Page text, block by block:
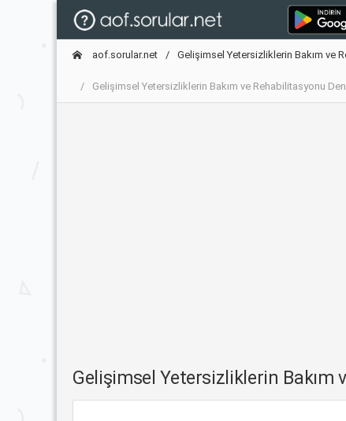
aof.sorular.net Gelişimsel Yetersizliklerin Bakım ve
Gelişimsel Yetersizliklerin Bakım ve Rehabilitasyonu
Gelişimsel Yetersizliklerin Bakım